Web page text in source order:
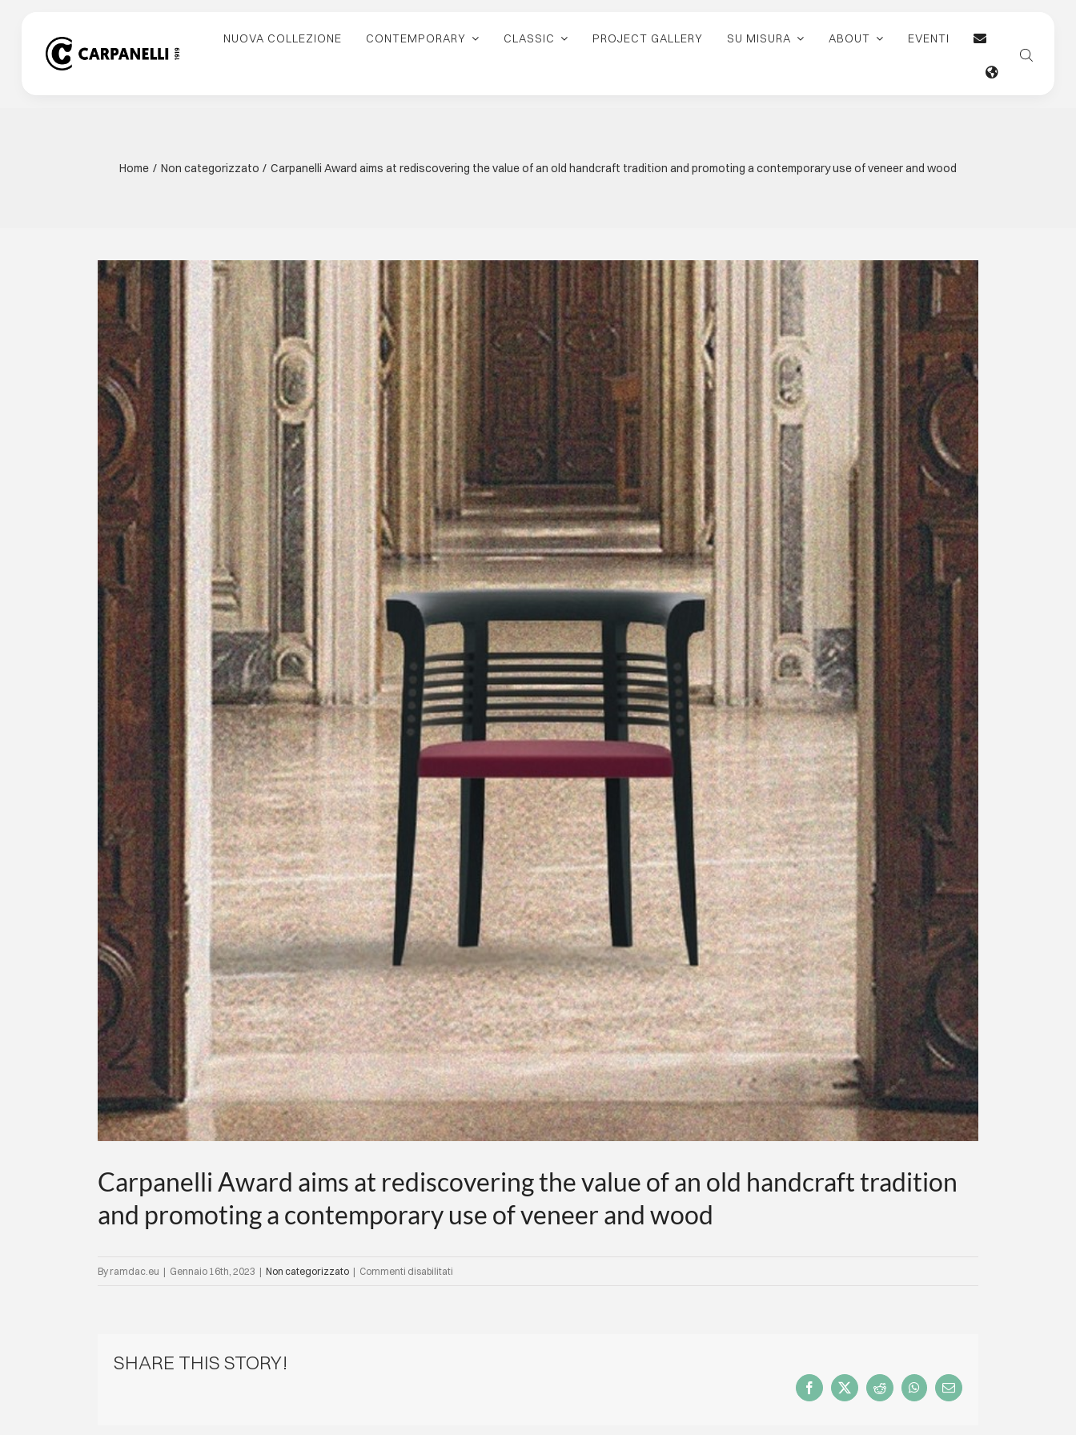
NUOVA COLLEZIONE CONTEMPORARY CLASSIC PROJECT GALLERY SU MISURA ABOUT EVENTI
Home Non categorizzato Carpanelli Award aims at rediscovering the value of an old handcraft tradition and promoting a contemporary use of veneer and wood
View
Larger
Image
Carpanelli Award aims at rediscovering the value of an old handcraft tradition
and promoting a contemporary use of veneer and wood
By ramdac.eu | Gennaio 16th, 2023 | Non categorizzato | Commenti disabilitati
SHARE THIS STORY!
Facebook
X RedditWhatsApp
Email